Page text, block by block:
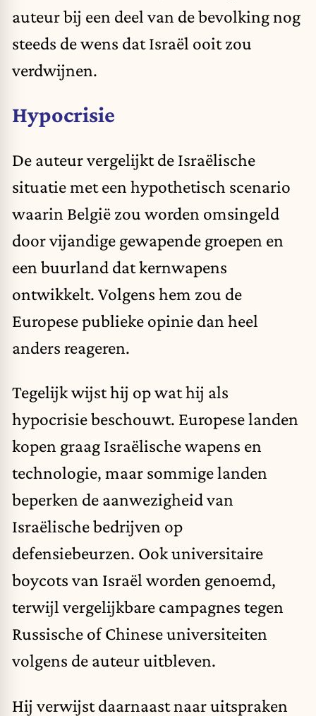
auteur bij een deel van de bevolking nog
steeds de wens dat Israël ooit zou
verdwijnen.
Hypocrisie
De auteur vergelijkt de Israëlische
situatie met een hypothetisch scenario
waarin België zou worden omsingeld
door vijandige gewapende groepen en
een buurland dat kernwapens
ontwikkelt. Volgens hem zou de
Europese publieke opinie dan heel
anders reageren.
Tegelijk wijst hij op wat hij als
hypocrisie beschouwt. Europese landen
kopen graag Israëlische wapens en
technologie, maar sommige landen
beperken de aanwezigheid van
Israëlische bedrijven op
defensiebeurzen. Ook universitaire
boycots van Israël worden genoemd,
terwijl vergelijkbare campagnes tegen
Russische of Chinese universiteiten
volgens de auteur uitbleven.
Hij verwijst daarnaast naar uitspraken